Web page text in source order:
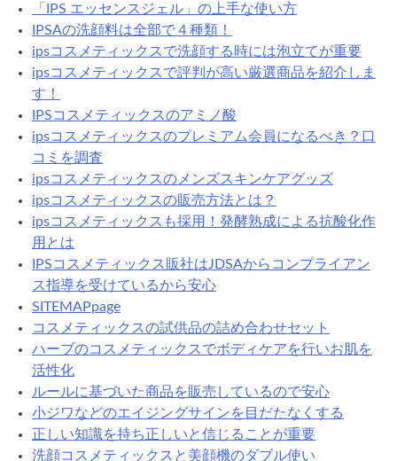
「IPS エッセンスジェル」の上手な使い方
IPSAの洗顔料は全部で４種類！
ipsコスメティックスで洗顔する時には泡立てが重要
ipsコスメティックスで評判が高い厳選商品を紹介しま
す！
IPSコスメティックスのアミノ酸
ipsコスメティックスのプレミアム会員になるべき？口
コミを調査
ipsコスメティックスのメンズスキンケアグッズ
ipsコスメティックスの販売方法とは？
ipsコスメティックスも採用！発酵熟成による抗酸化作
用とは
IPSコスメティックス販社はJDSAからコンプライアン
ス指導を受けているから安心
SITEMAPpage
コスメティックスの試供品の詰め合わせセット
ハーブのコスメティックスでボディケアを行いお肌を
活性化
ルールに基づいた商品を販売しているので安心
小ジワなどのエイジングサインを目だたなくする
正しい知識を持ち正しいと信じることが重要
洗顔コスメティックスと美顔機のダブル使い